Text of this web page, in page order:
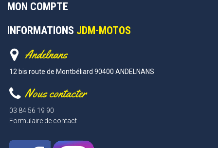
MON COMPTE
INFORMATIONS JDM-MOTOS
Andelnans
12 bis route de Montbéliard 90400 ANDELNANS
Nous contacter
03 84 56 19 90
Formulaire de contact